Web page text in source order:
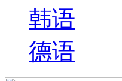
韩语
德语